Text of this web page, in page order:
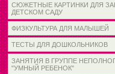
СЮЖЕТНЫЕ КАРТИНКИ ДЛЯ
ДЕТСКОМ САДУ
ФИЗКУЛЬТУРА ДЛЯ МАЛЫШЕЙ
ТЕСТЫ ДЛЯ ДОШКОЛЬНИКОВ
ЗАНЯТИЯ В ГРУППЕ
"УМНЫЙ РЕБЕНОК"